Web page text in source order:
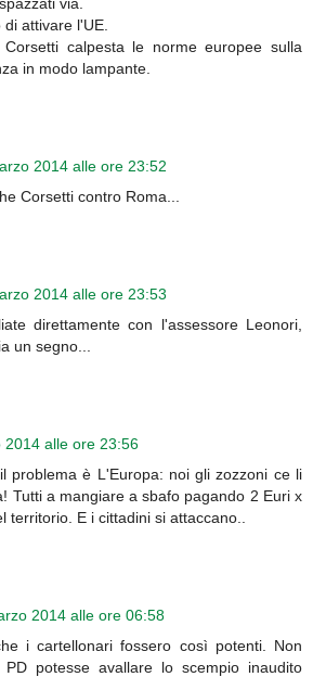
attivare l'UE.
calpesta le norme europee sulla
in modo lampante.
2014 alle ore 23:52
Corsetti contro Roma...
2014 alle ore 23:53
direttamente con l'assessore Leonori,
un segno...
2014 alle ore 23:56
problema è L'Europa: noi gli zozzoni ce li
Tutti a mangiare a sbafo pagando 2 Euri x
territorio. E i cittadini si attaccano..
2014 alle ore 06:58
i cartellonari fossero così potenti. Non
potesse avallare lo scempio inaudito